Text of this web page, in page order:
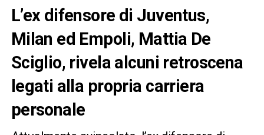
L’ex difensore di Juventus,
Milan ed Empoli, Mattia De
Sciglio, rivela alcuni retroscena
legati alla propria carriera
personale